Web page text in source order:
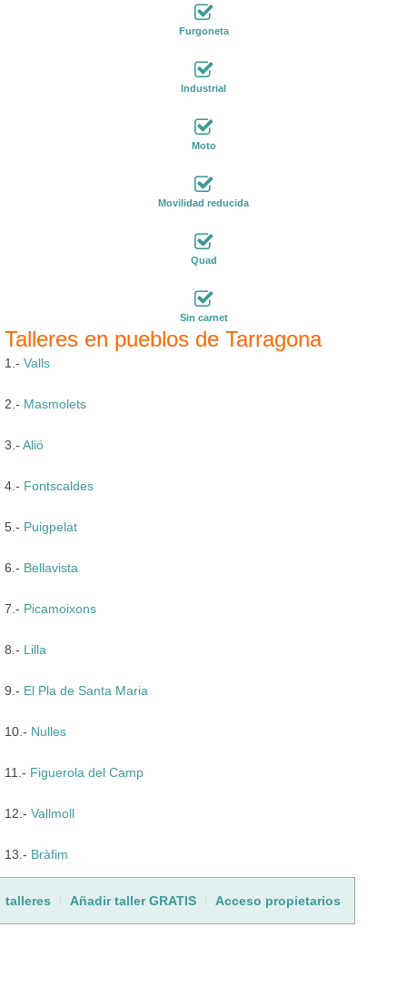
Furgoneta
Industrial
Moto
Movilidad reducida
Quad
Sin carnet
Talleres en pueblos de Tarragona
1.- Valls
2.- Masmolets
3.- Alió
4.- Fontscaldes
5.- Puigpelat
6.- Bellavista
7.- Picamoixons
8.- Lilla
9.- El Pla de Santa Maria
10.- Nulles
11.- Figuerola del Camp
12.- Vallmoll
13.- Bràfim
talleres Añadir taller GRATIS Acceso propietarios